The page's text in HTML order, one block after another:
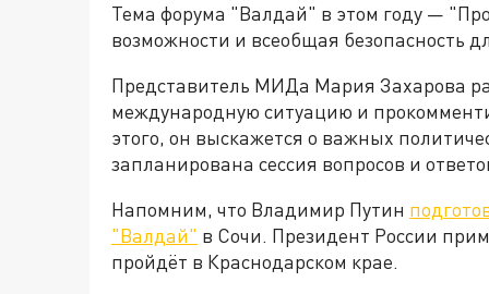
Тема форума "Валдай" в этом году —
возможности и всеобщая безопасность
Представитель МИДа Мария Захарова
международную ситуацию и
этого, он выскажется о важных
запланирована сессия вопросов и
Напомним, что Владимир Путин
"Валдай" в Сочи. Президент России
пройдёт в Краснодарском крае.